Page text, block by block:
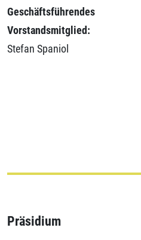
Geschäftsführendes
Vorstandsmitglied:
Stefan Spaniol
Präsidium